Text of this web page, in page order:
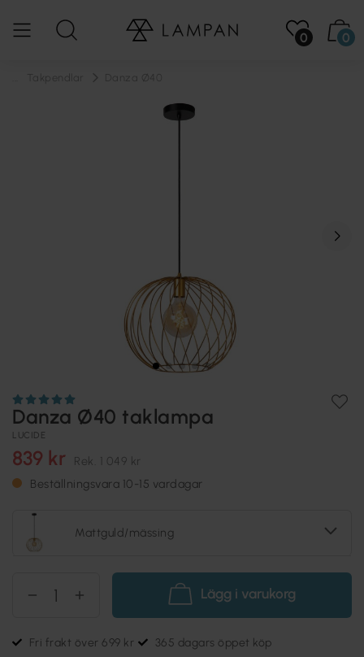
0 0
Danza Ø40 taklampa
LUCIDE
839 kr Rek. 1 049 kr
Beställningsvara 10-15 vardagar
Mattguld/mässing
Lägg i varukorg
Fri frakt över 699 kr 365 dagars öppet köp